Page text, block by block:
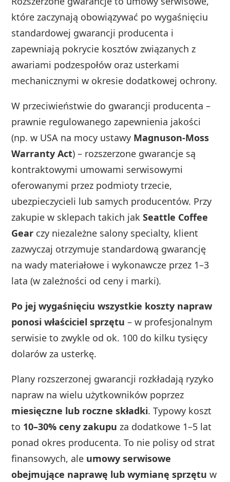
które zaczynają obowiązywać po wygaśnięciu
standardowej gwarancji producenta i
zapewniają pokrycie kosztów związanych z
awariami podzespołów oraz usterkami
mechanicznymi w okresie dodatkowej ochrony.
W przeciwieństwie do gwarancji producenta –
prawnie regulowanego zapewnienia jakości
(np. w USA na mocy ustawy Magnuson-Moss
Warranty Act) – rozszerzone gwarancje są
kontraktowymi umowami serwisowymi
oferowanymi przez podmioty trzecie,
ubezpieczycieli lub samych producentów. Przy
zakupie w sklepach takich jakSeattle Coffee
Gear czy niezależne salony specialty, klient
zazwyczaj otrzymuje standardową gwarancję
na wady materiałowe i wykonawcze przez 1–3
lata (w zależności od ceny i marki).
Po jej wygaśnięciu wszystkie koszty napraw
ponosi właściciel sprzętu – w profesjonalnym
serwisie to zwykle od ok. 100 do kilku tysięcy
dolarów za usterkę.
Plany rozszerzonej gwarancji rozkładają ryzyko
napraw na wielu użytkowników poprzez
miesięczne lub roczne składki. Typowy koszt
to 10–30% ceny zakupu za dodatkowe 1–5 lat
ponad okres producenta. To nie polisy od strat
finansowych, ale umowy serwisowe
obejmujące naprawę lub wymianę sprzętu w